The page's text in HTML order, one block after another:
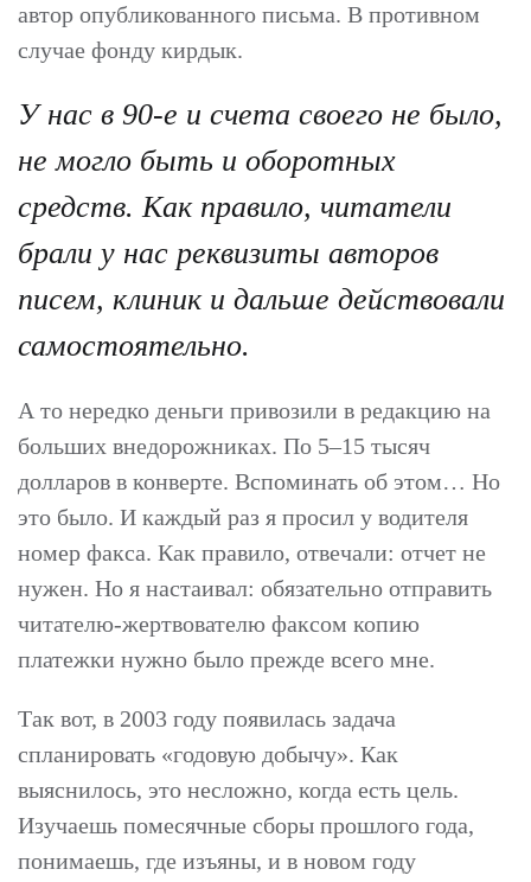
автор опубликованного письма. В противном
случае фонду кирдык.
У нас в 90-е и счета своего не было,
не могло быть и оборотных
средств. Как правило, читатели
брали у нас реквизиты авторов
писем, клиник и дальше действовали
самостоятельно.
А то нередко деньги привозили в редакцию на
больших внедорожниках. По 5–15 тысяч
долларов в конверте. Вспоминать об этом… Но
это было. И каждый раз я просил у водителя
номер факса. Как правило, отвечали: отчет не
нужен. Но я настаивал: обязательно отправить
читателю-жертвователю факсом копию
платежки нужно было прежде всего мне.
Так вот, в 2003 году появилась задача
спланировать «годовую добычу». Как
выяснилось, это несложно, когда есть цель.
Изучаешь помесячные сборы прошлого года,
понимаешь, где изъяны, и в новом году